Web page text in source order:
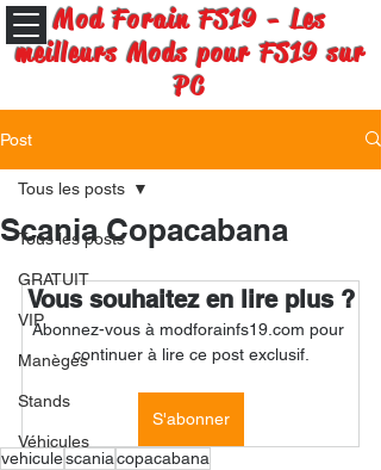
Mod Forain FS19 - Les
meilleurs Mods pour FS19 sur
PC
Post
Tous les posts
GRATUIT
VIP
Manèges
Stands
Véhicules
Tous les posts
Scania Copacabana
Vous souhaitez en lire plus ?
Abonnez-vous à modforainfs19.com pour
continuer à lire ce post exclusif.
S'abonner
vehiculescaniacopacabana